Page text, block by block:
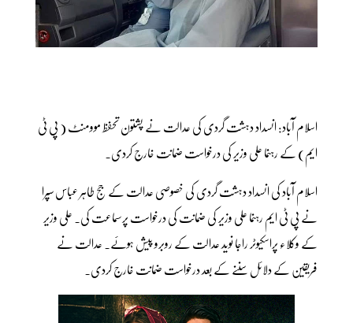
اسلام آباد: انسداد دہشت گردی کی عدالت نے پشتون تحفظ موومنٹ ( پی ٹی
ایم) کے رہنما علی وزیر کی درخواست ضمانت خارج کردی۔
اسلام آباد کی انسداد دہشت گردی کی خصوصی عدالت کے جج طاہر عباس سپرا
نے پی ٹی ایم رہنما علی وزیر کی ضمانت کی درخواست پرسماعت کی۔ علی وزیر
کے وکلاء پراسکیوٹر راجا نوید عدالت کے روبرو پیش ہوئے۔ عدالت نے
فریقین کے دلائل سننے کے بعد درخواست ضمانت خارج کردی۔